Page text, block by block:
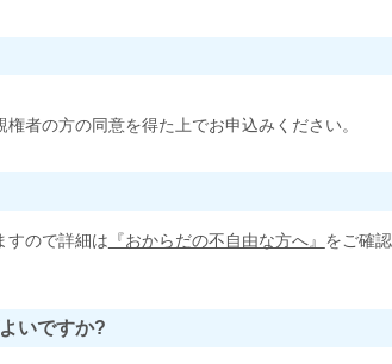
者の方の同意を得た上でお申込みください。
すので詳細は 『おからだの不自由な方へ』 をご確
いですか?